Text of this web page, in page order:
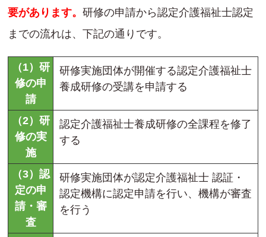
要があります。 研修の申請から認定介護福祉士認定
までの流れは、下記の通りです。
（1）研
修の申
請
研修実施団体が開催する認定介護福祉士
養成研修の受講を申請する
（2）研
修の実
施
認定介護福祉士養成研修の全課程を修了
する
（3）認
定の申
請・審
査
研修実施団体が認定介護福祉士 認証・
認定機構に認定申請を行い、機構が審査
を行う